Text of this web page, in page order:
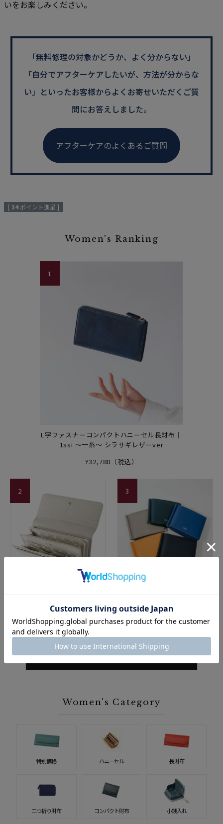
いをお楽しみください。
「無料修理の対象かどうか、よく分からない」
「自分でアフターケアしたいが、方法が分からな
い」といったお客様からよくお寄せいただくご質
問にお答えしました。
アフターケアのよくあるご質問
[34ポイント進呈 ]
Women's Ranking
L字ファスナーコンパクトハニーセル長財布｜
1ssi ～一糸～ シラサギレザーver
¥32,780（税込）
1
かぶせハニーセル長財布| リサ
ッカ
¥30,800（税込）
2
札ばさみ(外BOX小銭入れ付
き)| トゥージュール
¥22,000（税込）
3
ウィメンズ人気ランキング一覧
Women's Category
特別価格 ハニーセル 長財布
二つ折り財布 コンパクト財布 小銭入れ